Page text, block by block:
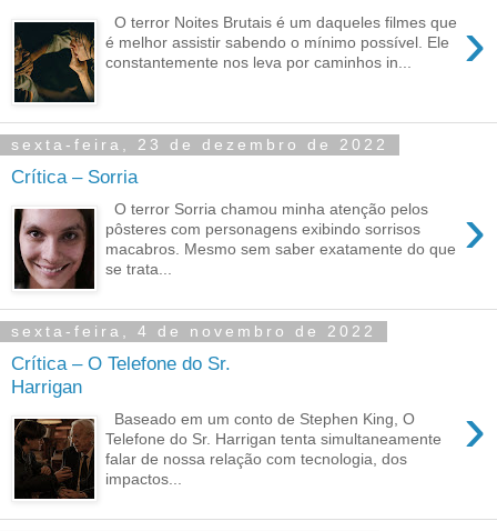
›
O terror Noites Brutais é um daqueles filmes que
é melhor assistir sabendo o mínimo possível. Ele
constantemente nos leva por caminhos in...
sexta-feira, 23 de dezembro de 2022
Crítica – Sorria
›
O terror Sorria chamou minha atenção pelos
pôsteres com personagens exibindo sorrisos
macabros. Mesmo sem saber exatamente do que
se trata...
sexta-feira, 4 de novembro de 2022
Crítica – O Telefone do Sr.
Harrigan
›
Baseado em um conto de Stephen King, O
Telefone do Sr. Harrigan tenta simultaneamente
falar de nossa relação com tecnologia, dos
impactos...